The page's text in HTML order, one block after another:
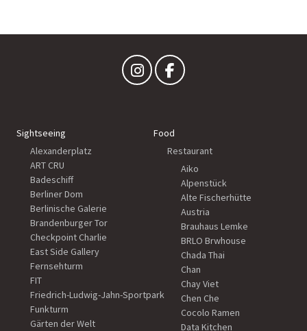
Sightseeing
Alexanderplatz
ART CRU
Badeschiff
Berliner Dom
Berlinische Galerie
Brandenburger Tor
Checkpoint Charlie
East Side Gallery
Fernsehturm
FIT
Friedrich-Ludwig-Jahn-Sportpark
Funkturm
Gärten der Welt
Food
Restaurant
Aiko
Alpenstück
Alte Fischerhütte
Austria
Brauhaus Lemke
BRLO Brwhouse
Chada Thai
Chan
Chay Viet
Chen Che
Cocolo Ramen
Data Kitchen